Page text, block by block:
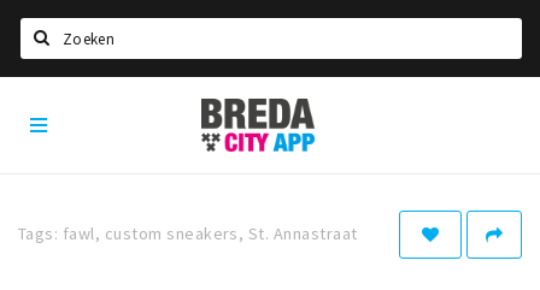
Home
Breda
City
App
Tags: fawl, custom sneakers, St. Annastraat